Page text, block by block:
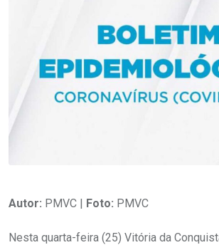
Autor: PMVC | Foto: PMVC
Nesta quarta-feira (25) Vitória da